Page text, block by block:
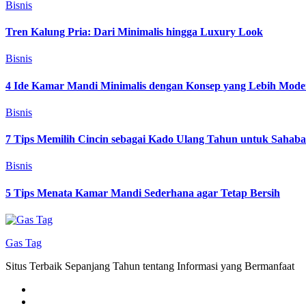
Bisnis
Tren Kalung Pria: Dari Minimalis hingga Luxury Look
Bisnis
4 Ide Kamar Mandi Minimalis dengan Konsep yang Lebih
Bisnis
7 Tips Memilih Cincin sebagai Kado Ulang Tahun untuk
Bisnis
5 Tips Menata Kamar Mandi Sederhana agar Tetap Bersih
Gas Tag
Situs Terbaik Sepanjang Tahun tentang Informasi yang Bermanfaat